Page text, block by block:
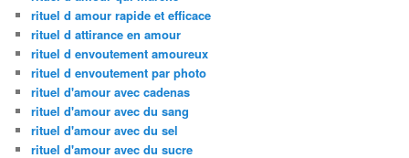
rituel d amour rapide et efficace
rituel d attirance en amour
rituel d envoutement amoureux
rituel d envoutement par photo
rituel d'amour avec cadenas
rituel d'amour avec du sang
rituel d'amour avec du sel
rituel d'amour avec du sucre